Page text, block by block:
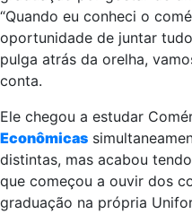
“Quando eu conheci o
oportunidade de juntar
pulga atrás da orelha,
conta.
Ele chegou a estudar
Econômicas
distintas, mas acabou
que começou a ouvir dos
graduação na própria